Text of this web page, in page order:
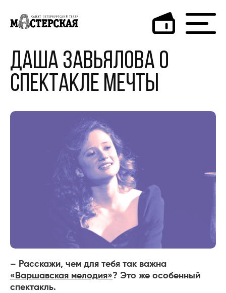
Даша Завьялова о
спектакле мечты
– Расскажи, чем для тебя так важна
«Варшавская мелодия»? Это же особенный
спектакль.